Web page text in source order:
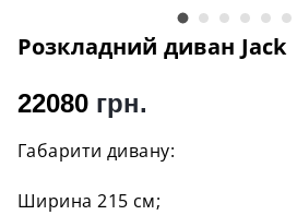
Розкладний диван Jack
22080 грн.
Габарити дивану:
Ширина 215 см;